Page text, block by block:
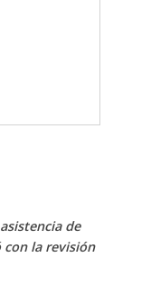
de
la revisión